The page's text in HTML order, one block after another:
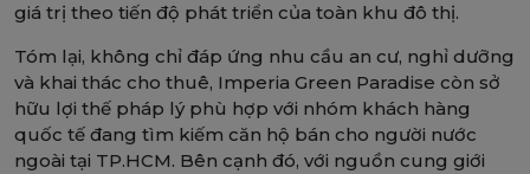
giá trị theo tiến độ phát triển của toàn khu đô thị.
Tóm lại, không chỉ đáp ứng nhu cầu an cư, nghỉ dưỡng
và khai thác cho thuê, Imperia Green Paradise còn sở
hữu lợi thế pháp lý phù hợp với nhóm khách hàng
quốc tế đang tìm kiếm căn hộ bán cho người nước
ngoài tại TP.HCM. Bên cạnh đó, với nguồn cung giới